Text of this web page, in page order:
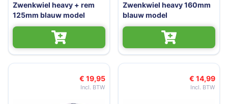
Zwenkwiel heavy + rem
125mm blauw model
Zwenkwiel heavy 160mm
blauw model
€ 19,95 € 14,99